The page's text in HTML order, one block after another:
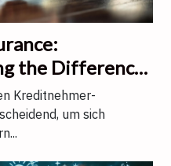
the Difference
Sum and
Kreditnehmer-
um sich